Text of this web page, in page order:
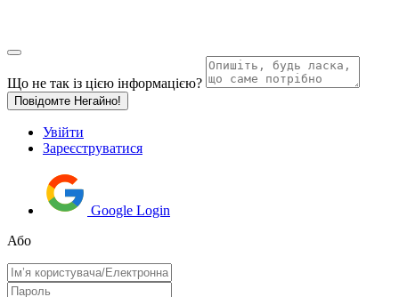
Що не так із цією інформацією?
Повідомте Негайно!
Увійти
Зареєструватися
Google Login
Або